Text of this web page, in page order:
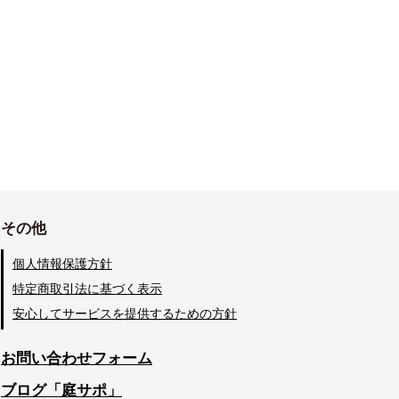
その他
個人情報保護方針
特定商取引法に基づく表示
安心してサービスを提供するための方針
お問い合わせフォーム
ブログ「庭サポ」